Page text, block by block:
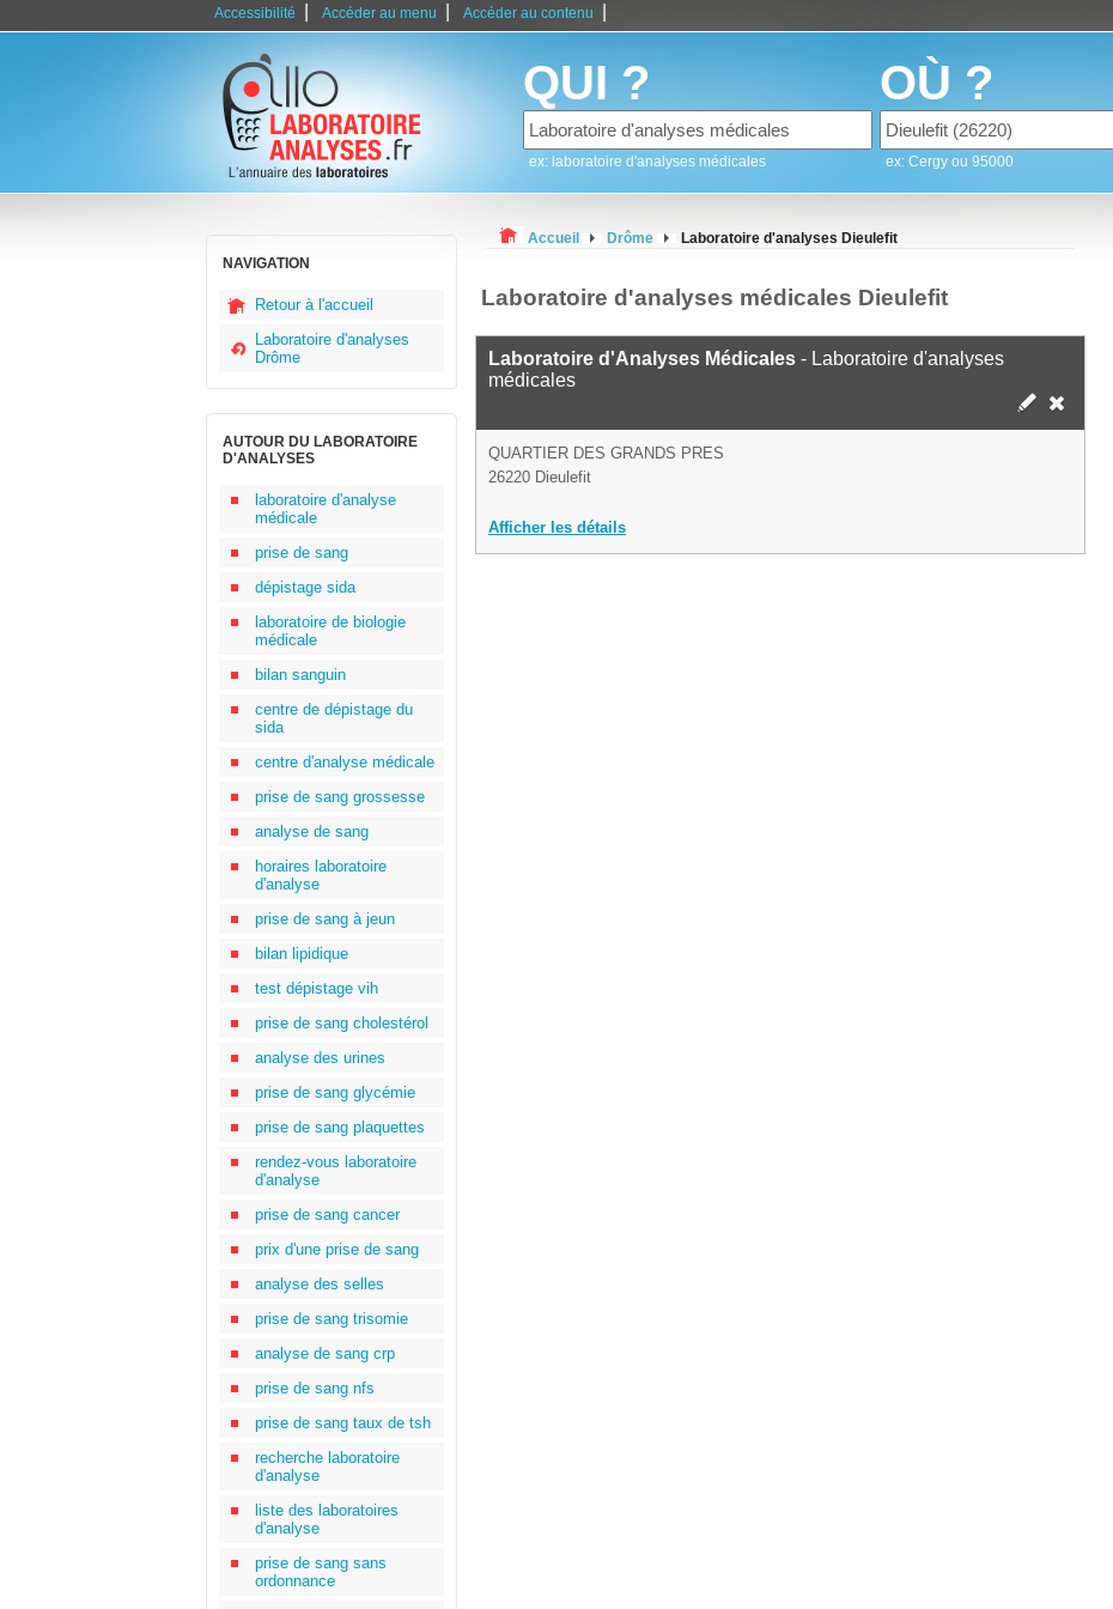
Accessibilité Accéder au menu Accéder au contenu
QUI ?
ex: laboratoire d'analyses médicales
OÙ ?
ex: Cergy ou 95000
NAVIGATION
Retour à l'accueil
Laboratoire d'analyses
Drôme
AUTOUR DU LABORATOIRE
D'ANALYSES
laboratoire d'analyse
médicale
prise de sang
dépistage sida
laboratoire de biologie
médicale
bilan sanguin
centre de dépistage du
sida
centre d'analyse médicale
prise de sang grossesse
analyse de sang
horaires laboratoire
d'analyse
prise de sang à jeun
bilan lipidique
test dépistage vih
prise de sang cholestérol
analyse des urines
prise de sang glycémie
prise de sang plaquettes
rendez-vous laboratoire
d'analyse
prise de sang cancer
prix d'une prise de sang
analyse des selles
prise de sang trisomie
analyse de sang crp
prise de sang nfs
prise de sang taux de tsh
recherche laboratoire
d'analyse
liste des laboratoires
d'analyse
prise de sang sans
ordonnance
Accueil Drôme Laboratoire d'analyses Dieulefit
Laboratoire d'analyses médicales Dieulefit
Laboratoire d'Analyses Médicales - Laboratoire d'analyses
médicales
QUARTIER DES GRANDS PRES
26220 Dieulefit
Afficher les détails